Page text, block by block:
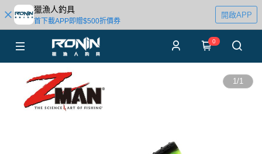
獵漁人釣具
首下載APP即贈$500折價券
開啟APP
0
1/1